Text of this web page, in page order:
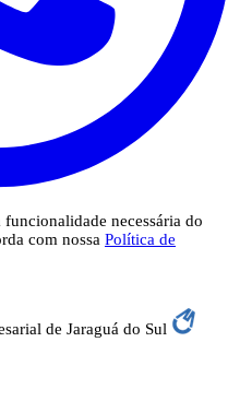
necessária do
com nossa Política de
de Jaraguá do Sul